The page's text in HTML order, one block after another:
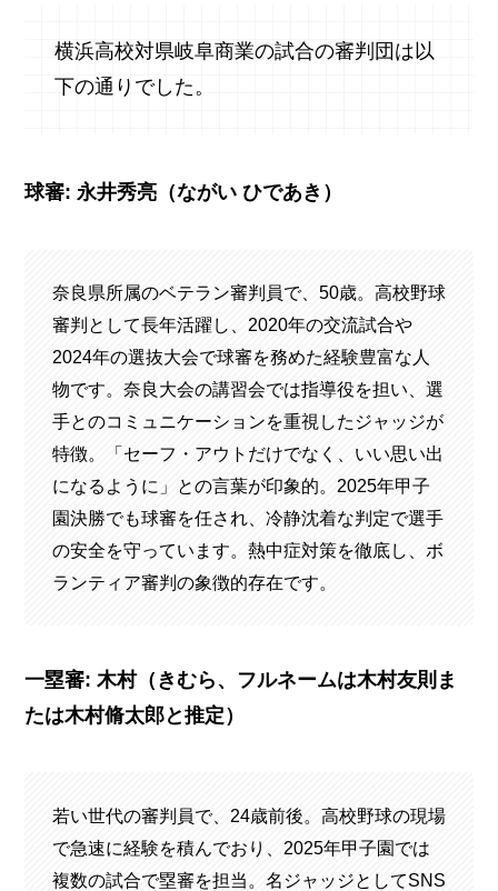
横浜高校対県岐阜商業の試合の審判団は以
下の通りでした。
球審: 永井秀亮（ながい ひであき）
奈良県所属のベテラン審判員で、50歳。高校野球
審判として長年活躍し、2020年の交流試合や
2024年の選抜大会で球審を務めた経験豊富な人
物です。奈良大会の講習会では指導役を担い、選
手とのコミュニケーションを重視したジャッジが
特徴。「セーフ・アウトだけでなく、いい思い出
になるように」との言葉が印象的。2025年甲子
園決勝でも球審を任され、冷静沈着な判定で選手
の安全を守っています。熱中症対策を徹底し、ボ
ランティア審判の象徴的存在です。
一塁審: 木村（きむら、フルネームは木村友則ま
たは木村脩太郎と推定）
若い世代の審判員で、24歳前後。高校野球の現場
で急速に経験を積んでおり、2025年甲子園では
複数の試合で塁審を担当。名ジャッジとしてSNS